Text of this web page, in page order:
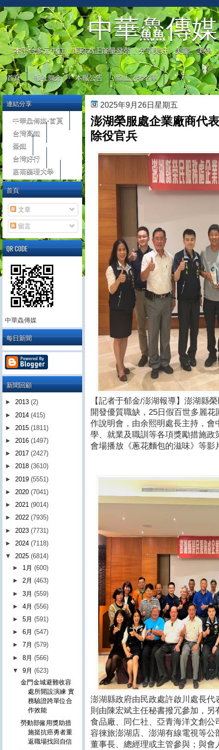
中華鱻傳媒
本平台多元中立，期盼為正能量發聲，分享美好、美麗、美學
首頁 報社簡介 本報公告 線上記者名單
2025年9月26日星期五
澎湖榮服處企業廠商代
除役官兵
【記者于郁金/澎湖報導】​澎湖縣
開發優質職缺，25日假百世多麗
作說明會，由余熙明處長主持，
學、就業及職訓等各項獎勵措施
會場播放《蔥花麵包的滋味》等影
澎湖縣政府由民政處許啟川處長
則由陳宏斌主任秘書撥冗參加，
食品廠、同仁社、亞青海洋文創
容徠旅澎湖店、澎湖有線電視等
董事長、總經理或主管參與；與
連結分享
中華鱻傳媒-首頁
台灣高鐵
臺鐵
台灣好行
嘉南藥理大學
首頁
文章
留言
QR CODE
中華鱻傳媒
每日新聞
新聞回顧
► 2013 (2)
► 2014 (415)
► 2015 (1811)
► 2016 (1497)
► 2017 (2427)
► 2018 (3610)
► 2019 (5551)
► 2020 (7041)
► 2021 (9014)
► 2022 (7935)
► 2023 (7731)
► 2024 (7118)
▼ 2025 (6814)
► 1月(600)
►2月(463)
►3月(559)
►4月(556)
►5月(591)
►6月(547)
►7月(579)
►8月(566)
▼9月(623)
金門金城避難收容
處所開設演練 實
務驗證跨單位合
作效能
勞動部僱用獎助措
施挺抗癌勇者重
返職場找回自信